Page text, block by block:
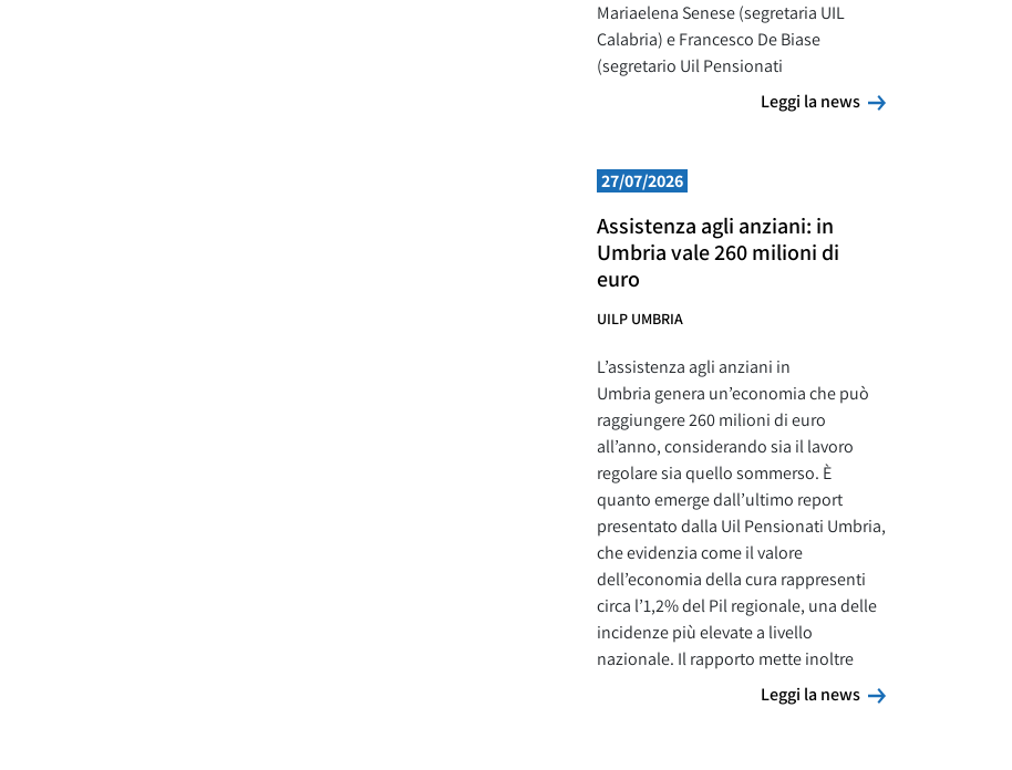
Mariaelena Senese (segretaria UIL
Calabria) e Francesco De Biase
(segretario Uil Pensionati
Leggi la news
Leggi la news
27/07/2026
Assistenza agli anziani: in
Umbria vale 260 milioni di
euro
UILP UMBRIA
L’assistenza agli anziani in
Umbria genera un’economia che può
raggiungere 260 milioni di euro
all’anno, considerando sia il lavoro
regolare sia quello sommerso. È
quanto emerge dall’ultimo report
presentato dalla Uil Pensionati Umbria,
che evidenzia come il valore
dell’economia della cura rappresenti
circa l’1,2% del Pil regionale, una delle
incidenze più elevate a livello
nazionale. Il rapporto mette inoltre
Leggi la news
Leggi la news